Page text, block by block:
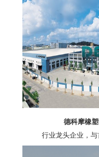
德科摩橡
行业龙头企业，